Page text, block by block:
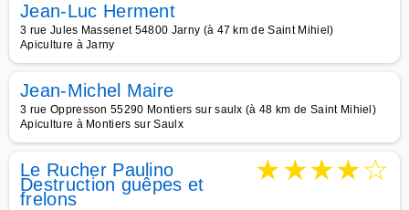
Jean-Luc Herment
3 rue Jules Massenet 54800 Jarny (à 47 km de Saint Mihiel)
Apiculture à Jarny
Jean-Michel Maire
3 rue Oppresson 55290 Montiers sur saulx (à 48 km de Saint Mihiel)
Apiculture à Montiers sur Saulx
Le Rucher Paulino
Destruction guêpes et
frelons
★★★★☆